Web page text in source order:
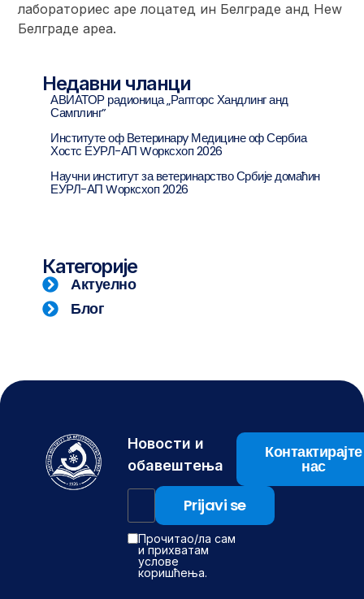
лабораториес аре лоцатед ин Белграде анд Неw
Белграде ареа.
Недавни чланци
АВИАТОР радионица „Рапторс Хандлинг анд
Самплинг”
Институте оф Ветеринарy Медицине оф Сербиа
Хостс ЕУРЛ-АП Wорксхоп 2026
Научни институт за ветеринарство Србије домаћин
ЕУРЛ-АП Wорксхоп 2026
Категорије
Актуелно
Блог
Новости и
обавештења
Прочитао/ла сам
и прихватам
услове
коришћења.
Контактирајте
нас